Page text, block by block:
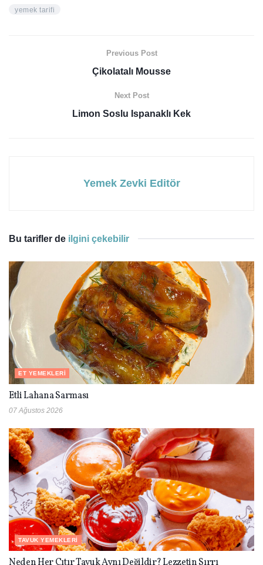
yemek tarifi
Previous Post
Çikolatalı Mousse
Next Post
Limon Soslu Ispanaklı Kek
Yemek Zevki Editör
Bu tarifler de ilgini çekebilir
ET YEMEKLERI
Etli Lahana Sarması
07 Ağustos 2026
TAVUK YEMEKLERI